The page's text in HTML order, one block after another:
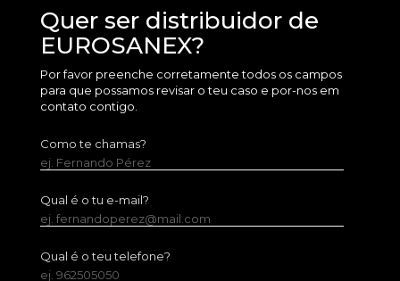
Quer ser distribuidor de
EUROSANEX?
Por favor preenche corretamente todos os campos
para que possamos revisar o teu caso e por-nos em
contato contigo.
Como te chamas?
ej. Fernando Pérez
Qual é o tu e-mail?
ej. fernandoperez@mail.com
Qual é o teu telefone?
ej. 962505050